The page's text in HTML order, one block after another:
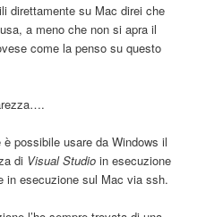
direttamente su Mac direi che
a meno che non si apra il
come la penso su questo
possibile usare da Windows il
di Visual Studio in esecuzione
in esecuzione sul Mac via ssh.